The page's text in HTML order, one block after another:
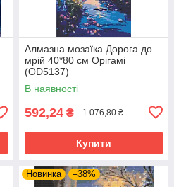
Алмазна мозаїка Дорога до
мрій 40*80 см Орігамі
(OD5137)
В наявності
592,24 ₴ 1 076,80 ₴
Купити
Новинка –38%